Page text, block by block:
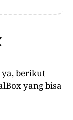
ya, berikut
yang bisa